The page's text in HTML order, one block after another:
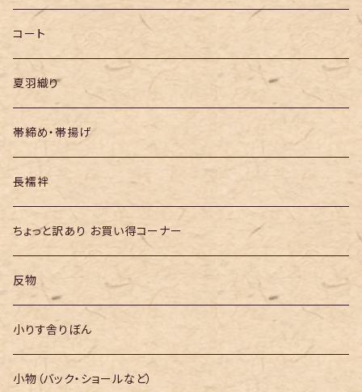
半幅帯
コート
夏羽織り
帯締め・帯揚げ
長襦袢
ちょっと訳あり お買い得コーナー
反物
小りす舎りぼん
小物（バック・ショールなど）